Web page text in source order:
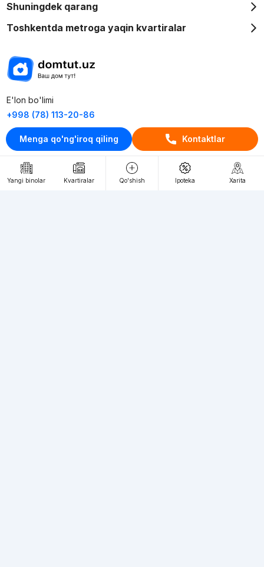
Menga qo'ng'iroq qiling Kontaktlar
Yangi binolar Kvartiralar Qo'shish Ipoteka Xarita
Shuningdek qarang
Toshkentda metroga yaqin kvartiralar
E'lon bo'limi
+998 (78) 113-20-86
+998 (93) 390-30-10
Пн-Пт. С 9:30 до 18:00
RU UZ